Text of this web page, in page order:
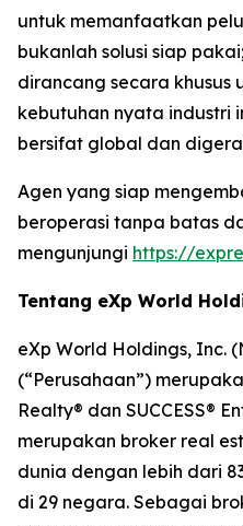
untuk memanfaatkan
bukanlah solusi siap
dirancang secara khusus
kebutuhan nyata industri
bersifat global dan
Agen yang siap
beroperasi tanpa batas
mengunjungi https://
Tentang eXp World
eXp World Holdings, Inc.
(“Perusahaan”)
Realty® dan SUCCESS®
merupakan broker real
dunia dengan lebih dari
di 29 negara. Sebagai